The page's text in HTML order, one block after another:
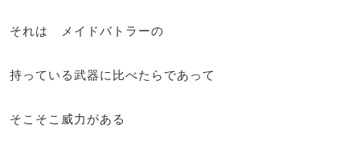
それは メイドバトラーの
持っている武器に比べたらであって
そこそこ威力がある